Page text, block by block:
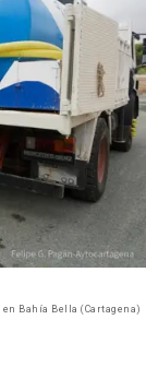
Bahía Bella (Cartagena)